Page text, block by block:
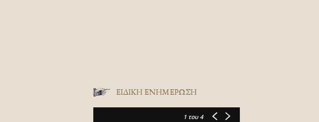
ΕΙΔΙΚΉ ΕΝΗΜΈΡΩΣΗ
1 του 4